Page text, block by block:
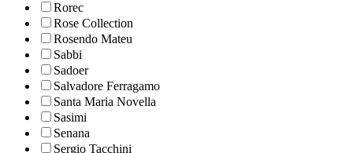
Rorec
Rose Collection
Rosendo Mateu
Sabbi
Sadoer
Salvadore Ferragamo
Santa Maria Novella
Sasimi
Senana
Sergio Tacchini